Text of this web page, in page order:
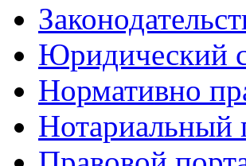
Юридический
Нормативно
Нотариальный